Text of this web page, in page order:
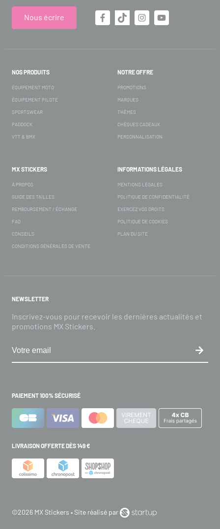
Nous écrire
NOS PRODUITS
ÉQUIPEMENT MOTO
ÉQUIPEMENT PILOTE
SPORTSWEAR
PADDOCK
VTT & BMX
NOTRE OFFRE
PROMOTIONS
MARQUES
THÈMES
CHÈQUES CADEAUX
PERSONNALISATION
MX STICKERS
À PROPOS
GUIDE DES TAILLES
REMBOURSEMENT / ÉCHANGE
FAQ
CONSEILS
CONDITIONS GÉNÉRALES DE VENTE
INFORMATIONS LÉGALES
MENTIONS LÉGALES
POLITIQUE DE CONFIDENTIALITÉ
EXERCEZ VOS DROITS
POLITIQUE DE COOKIES
PLAN DU SITE
NEWSLETTER
Inscrivez-vous pour recevoir les dernières actualités et
promotions MX Stickers.
PAIEMENT 100% SÉCURISÉ
LIVRAISON OFFERTE DÈS 149 €
©2026 MX Stickers • Site réalisé par